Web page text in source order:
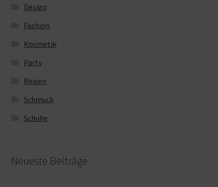
Design
Fashion
Kosmetik
Party
Reisen
Schmuck
Schuhe
Neueste Beiträge